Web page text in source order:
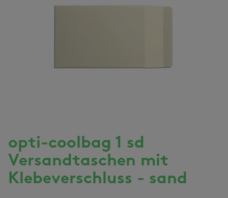
opti-coolbag 1 sd
Versandtaschen mit
Klebeverschluss - sand